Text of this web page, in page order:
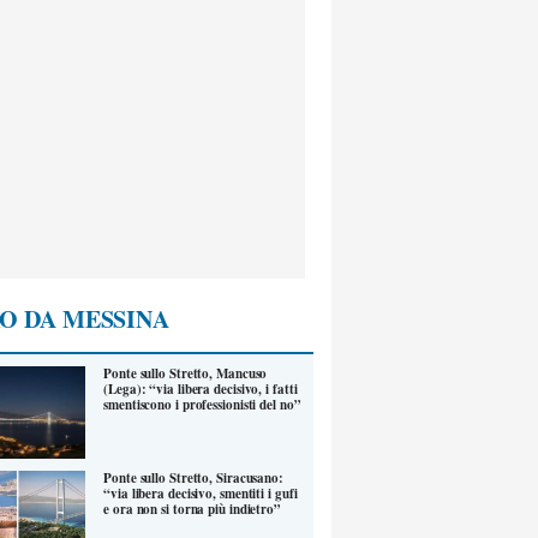
DA MESSINA
Ponte sullo Stretto, Mancuso
(Lega): “via libera decisivo, i fatti
smentiscono i professionisti del no”
Ponte sullo Stretto, Siracusano:
“via libera decisivo, smentiti i gufi
e ora non si torna più indietro”